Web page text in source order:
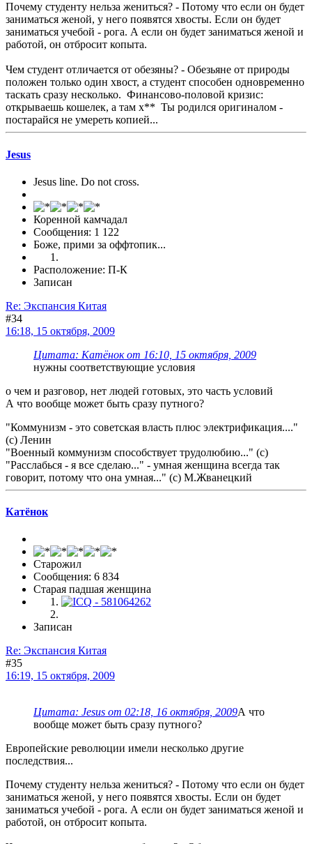
Почему студенту нельза жениться? - Потому что если он будет
заниматься женой, у него появятся хвосты. Если он будет
заниматься учебой - рога. А если он будет заниматься женой и
работой, он отбросит копыта.
Чем студент отличается от обезяны? - Обезьяне от природы
положен только один хвост, а студент способен одновременно
таскать сразу несколько. Финансово-половой кризис:
открываешь кошелек, а там х** Ты родился оригиналом -
постарайся не умереть копией...
Jesus
Jesus line. Do not cross.
Коренной камчадал
Сообщения: 1 122
Боже, прими за оффтопик...
Расположение: П-К
Записан
Re: Экспансия Китая
#34
16:18, 15 октября, 2009
Цитата: Катёнок от 16:10, 15 октября, 2009
нужны соответствующие условия
о чем и разговор, нет людей готовых, это часть условий
А что вообще может быть сразу путного?
"Коммунизм - это советская власть плюс электрификация...."
(с) Ленин
"Военный коммунизм способствует трудолюбию..." (с)
"Расслабься - я все сделаю..." - умная женщина всегда так
говорит, потому что она умная..." (с) М.Жванецкий
Катёнок
Старожил
Сообщения: 6 834
Старая падшая женщина
Записан
Re: Экспансия Китая
#35
16:19, 15 октября, 2009
Цитата: Jesus от 02:18, 16 октября, 2009А что
вообще может быть сразу путного?
Европейские революции имели несколько другие
последствия...
Почему студенту нельза жениться? - Потому что если он будет
заниматься женой, у него появятся хвосты. Если он будет
заниматься учебой - рога. А если он будет заниматься женой и
работой, он отбросит копыта.